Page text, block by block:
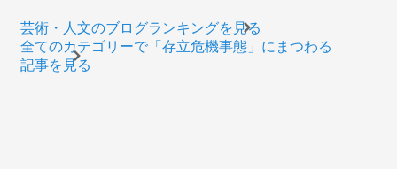
芸術・人文のブログランキングを見る
全てのカテゴリーで「存立危機事態」にまつわる
記事を見る